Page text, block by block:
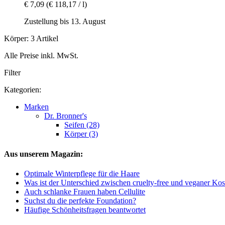
€ 7,09 (€ 118,17 / l)
Zustellung bis 13. August
Körper: 3 Artikel
Alle Preise inkl. MwSt.
Filter
Kategorien:
Marken
Dr. Bronner's
Seifen (28)
Körper (3)
Aus unserem Magazin:
Optimale Winterpflege für die Haare
Was ist der Unterschied zwischen cruelty-free und veganer
Auch schlanke Frauen haben Cellulite
Suchst du die perfekte Foundation?
Häufige Schönheitsfragen beantwortet